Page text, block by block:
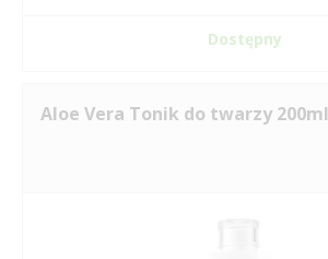
Dostępny
Aloe Vera Tonik do twarzy 200ml